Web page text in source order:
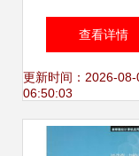
开发的深度融
遇与挑战
查看详情
更新时间：2026-08-
06:50:03